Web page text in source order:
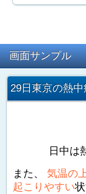
画面サンプル
29日東京の熱中
日中は
また、 気温の
起こりやすい